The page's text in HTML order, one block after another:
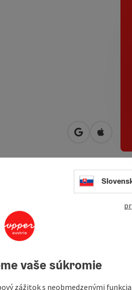
open inOpen in
a leafy courtyard.
vaše súkromie
zážitok s neobmedzenými